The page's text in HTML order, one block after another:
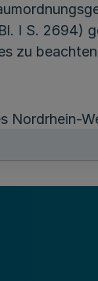
I S. 2694)
zu
Nordrhein-
Münster
vor dem